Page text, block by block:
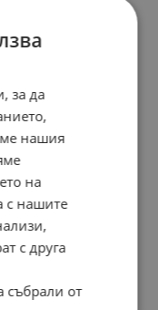
и за заточване на
за да
нашия
на
с нашите
с друга
събрали от